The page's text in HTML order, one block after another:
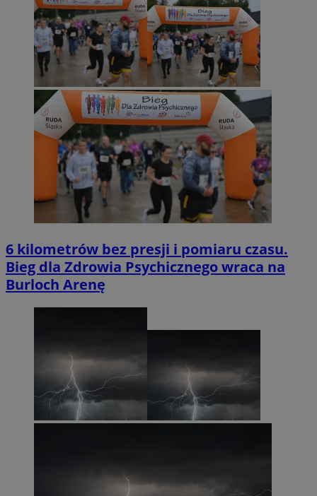
6 kilometrów bez presji i pomiaru czasu.
Bieg dla Zdrowia Psychicznego wraca na
Burloch Arenę